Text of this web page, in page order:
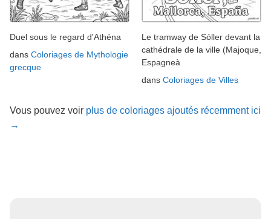
Duel sous le regard d'Athéna
dans Coloriages de Mythologie
grecque
Le tramway de Sóller devant la
cathédrale de la ville (Majoque,
Espagneà
dans Coloriages de Villes
Vous pouvez voir plus de coloriages ajoutés récemment ici
→